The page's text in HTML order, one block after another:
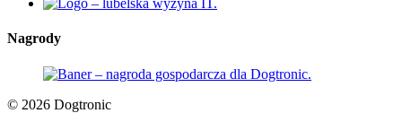
Nagrody
© 2026 Dogtronic